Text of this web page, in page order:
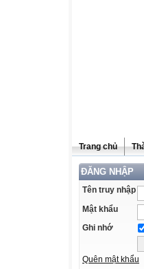
Trang chủ
ĐĂNG NHẬP
Tên truy nhập
Mật khẩu
Ghi nhớ
Quên mật khẩu